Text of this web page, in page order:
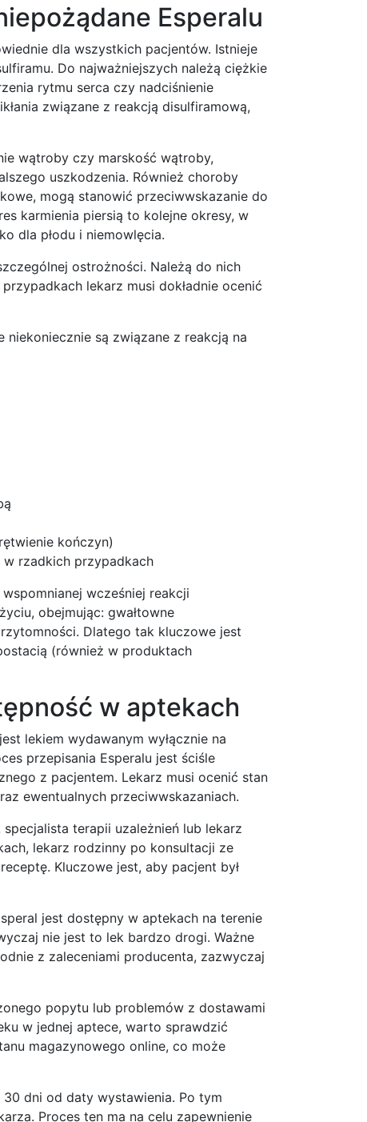
Esperalu
dla wszystkich pacjentów. Istnieje
Do najważniejszych należą ciężkie
rytmu serca czy nadciśnienie
związane z reakcją disulfiramową,
wątroby czy marskość wątroby,
uszkodzenia. Również choroby
mogą stanowić przeciwwskazanie do
karmienia piersią to kolejne okresy, w
dla płodu i niemowlęcia.
ostrożności. Należą do nich
lekarz musi dokładnie ocenić
niekoniecznie są związane z reakcją na
kończyn)
rzadkich przypadkach
wcześniej reakcji
obejmując: gwałtowne
Dlatego tak kluczowe jest
(również w produktach
w aptekach
lekiem wydawanym wyłącznie na
przepisania Esperalu jest ściśle
z pacjentem. Lekarz musi ocenić stan
ewentualnych przeciwwskazaniach.
terapii uzależnień lub lekarz
lekarz rodzinny po konsultacji ze
Kluczowe jest, aby pacjent był
jest dostępny w aptekach na terenie
nie jest to lek bardzo drogi. Ważne
z zaleceniami producenta, zazwyczaj
popytu lub problemów z dostawami
w jednej aptece, warto sprawdzić
magazynowego online, co może
dni od daty wystawienia. Po tym
Proces ten ma na celu zapewnienie